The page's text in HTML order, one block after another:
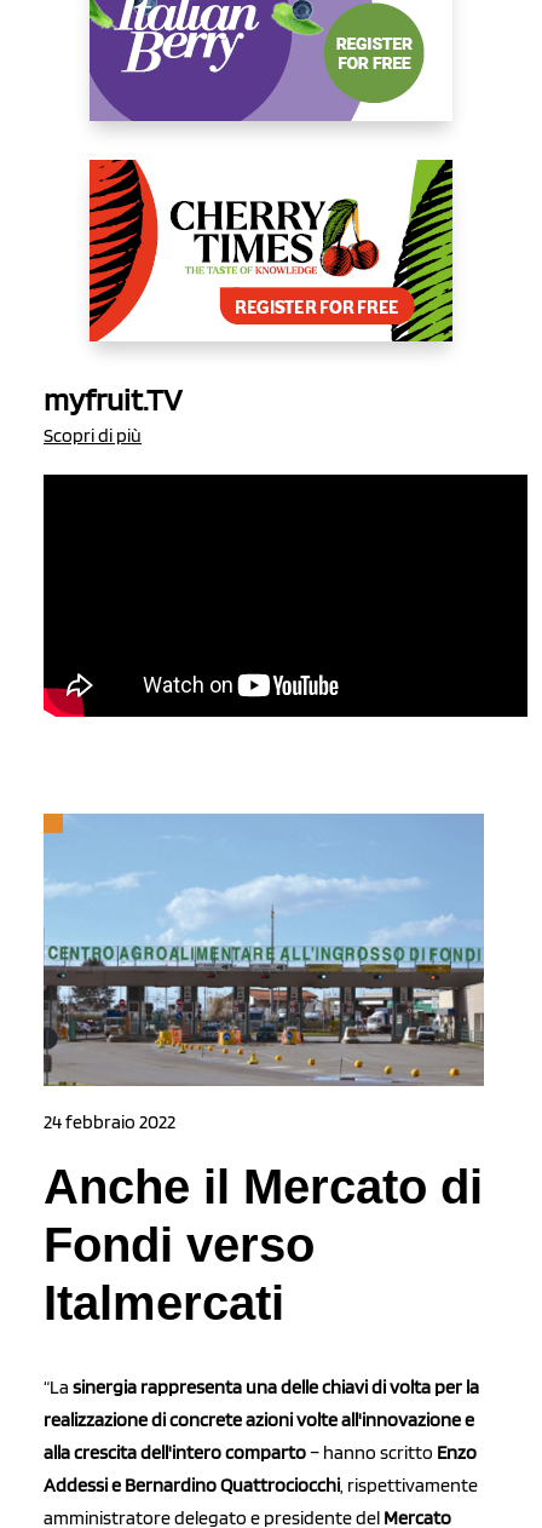
myfruit.TV
Scopri di più
24 febbraio 2022
Anche il Mercato di
Fondi verso
Italmercati
“La sinergia rappresenta una delle chiavi di volta per la
realizzazione di concrete azioni volte all'innovazione e
alla crescita dell'intero comparto– hanno scritto Enzo
Addessi e Bernardino Quattrociocchi, rispettivamente
amministratore delegato e presidente del Mercato